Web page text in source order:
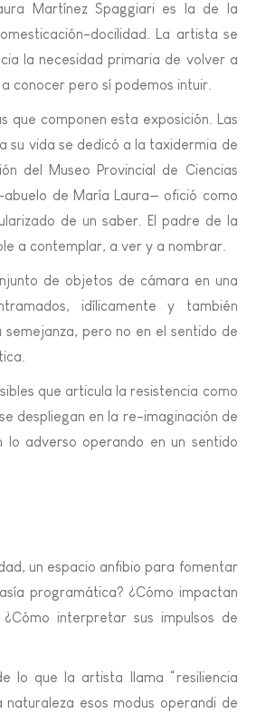
Martínez Spaggiari es la de la
docilidad. La artista se
la necesidad primaria de volver a
conocer pero sí podemos intuir.
que componen esta exposición. Las
su vida se dedicó a la taxidermia de
del Museo Provincial de Ciencias
de María Laura— ofició como
de un saber. El padre de la
a contemplar, a ver y a nombrar.
de objetos de cámara en una
idílicamente y también
pero no en el sentido de
que articula la resistencia como
despliegan en la re-imaginación de
adverso operando en un sentido
un espacio anfibio para fomentar
programática? ¿Cómo impactan
interpretar sus impulsos de
lo que la artista llama “resiliencia
esos modus operandi de